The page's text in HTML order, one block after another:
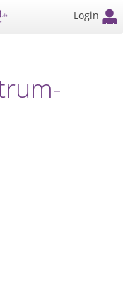
Login